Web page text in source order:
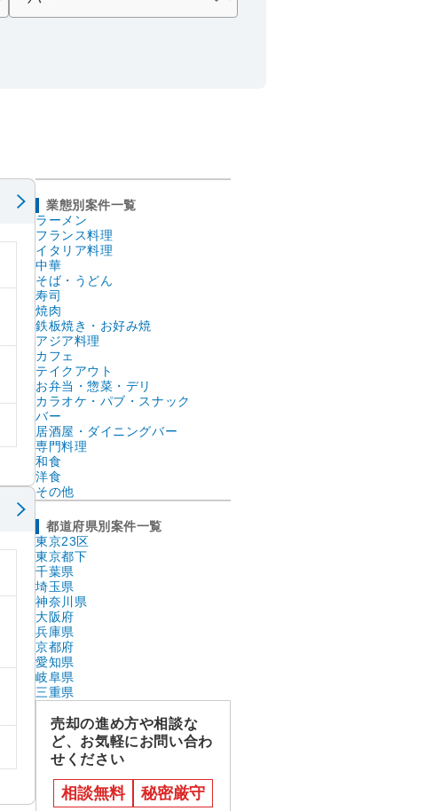
業態別案件一覧
ラーメン
フランス料理
イタリア料理
中華
そば・うどん
寿司
焼肉
鉄板焼き・お好み焼
アジア料理
カフェ
テイクアウト
お弁当・惣菜・デリ
カラオケ・パブ・スナック
バー
居酒屋・ダイニングバー
専門料理
和食
洋食
その他
都道府県別案件一覧
東京23区
東京都下
千葉県
埼玉県
神奈川県
大阪府
兵庫県
京都府
愛知県
岐阜県
三重県
売却の進め方や相談な
ど、お気軽にお問い合わ
せください
相談無料 秘密厳守